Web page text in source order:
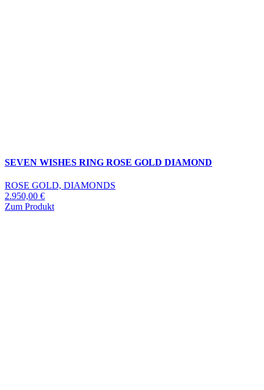
SEVEN WISHES RING ROSE GOLD DIAMOND
ROSE GOLD, DIAMONDS
2.950,00 €
Zum Produkt